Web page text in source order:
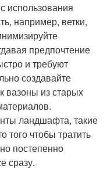
использования
например, ветки,
предпочтение
и требуют
создавайте
вазоны из старых
ландшафта, такие
того чтобы тратить
постепенно
сразу.